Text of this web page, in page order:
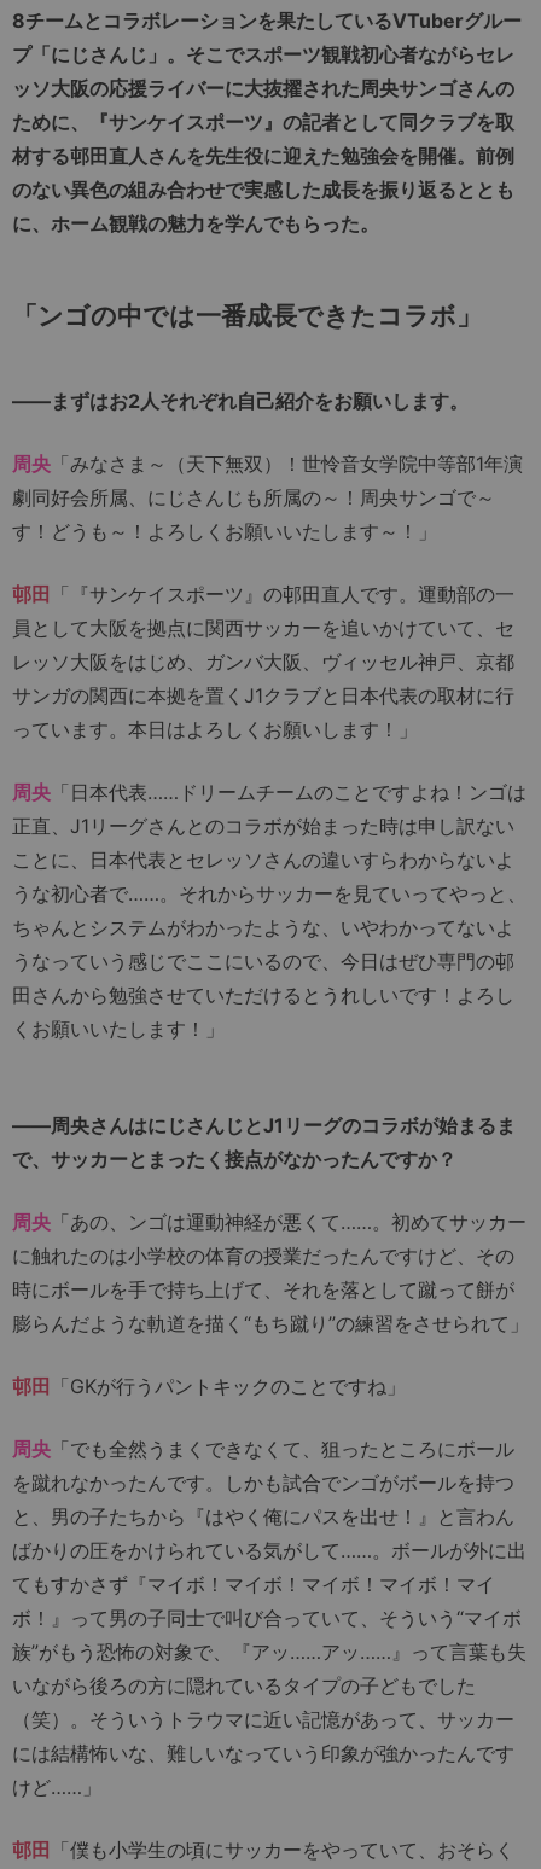
8チームとコラボレーションを果たしているVTuberグルー
プ「にじさんじ」。そこでスポーツ観戦初心者ながらセレ
ッソ大阪の応援ライバーに大抜擢された周央サンゴさんの
ために、『サンケイスポーツ』の記者として同クラブを取
材する邨田直人さんを先生役に迎えた勉強会を開催。前例
のない異色の組み合わせで実感した成長を振り返るととも
に、ホーム観戦の魅力を学んでもらった。
「ンゴの中では一番成長できたコラボ」
――まずはお2人それぞれ自己紹介をお願いします。
周央 「みなさま～（天下無双）！世怜音女学院中等部1年演
劇同好会所属、にじさんじも所属の～！周央サンゴで～
す！どうも～！よろしくお願いいたします～！」
邨田 「『サンケイスポーツ』の邨田直人です。運動部の一
員として大阪を拠点に関西サッカーを追いかけていて、セ
レッソ大阪をはじめ、ガンバ大阪、ヴィッセル神戸、京都
サンガの関西に本拠を置くJ1クラブと日本代表の取材に行
っています。本日はよろしくお願いします！」
周央 「日本代表……ドリームチームのことですよね！ンゴは
正直、J1リーグさんとのコラボが始まった時は申し訳ない
ことに、日本代表とセレッソさんの違いすらわからないよ
うな初心者で……。それからサッカーを見ていってやっと、
ちゃんとシステムがわかったような、いやわかってないよ
うなっていう感じでここにいるので、今日はぜひ専門の邨
田さんから勉強させていただけるとうれしいです！よろし
くお願いいたします！」
――周央さんはにじさんじとJ1リーグのコラボが始まるま
で、サッカーとまったく接点がなかったんですか？
周央 「あの、ンゴは運動神経が悪くて……。初めてサッカー
に触れたのは小学校の体育の授業だったんですけど、その
時にボールを手で持ち上げて、それを落として蹴って餅が
膨らんだような軌道を描く“もち蹴り”の練習をさせられて」
邨田 「GKが行うパントキックのことですね」
周央 「でも全然うまくできなくて、狙ったところにボール
を蹴れなかったんです。しかも試合でンゴがボールを持つ
と、男の子たちから『はやく俺にパスを出せ！』と言わん
ばかりの圧をかけられている気がして……。ボールが外に出
てもすかさず『マイボ！マイボ！マイボ！マイボ！マイ
ボ！』って男の子同士で叫び合っていて、そういう“マイボ
族”がもう恐怖の対象で、『アッ……アッ……』って言葉も失
いながら後ろの方に隠れているタイプの子どもでした
（笑）。そういうトラウマに近い記憶があって、サッカー
には結構怖いな、難しいなっていう印象が強かったんです
けど……」
邨田 「僕も小学生の頃にサッカーをやっていて、おそらく